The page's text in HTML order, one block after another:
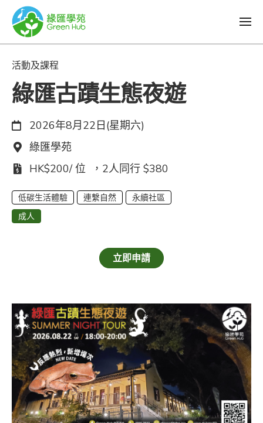
活動及課程
綠匯古蹟生態夜遊
日期：
2026年8月22日(星期六)
地點：
綠匯學苑
費用：
HK$200/ 位 ，2人同行 $380
低碳生活體驗 連繫自然
永續社區
成人
立即申請